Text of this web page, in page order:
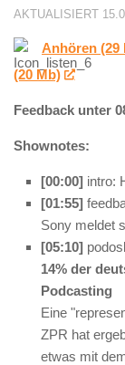
AKTUALISIERT
Anhören (29
(20 Mb)
Feedback unter
Shownotes:
[00:00] intro:
[01:55]
Sony meldet
[05:10]
14% der
Podcasting
Eine
ZPR hat
etwas mit